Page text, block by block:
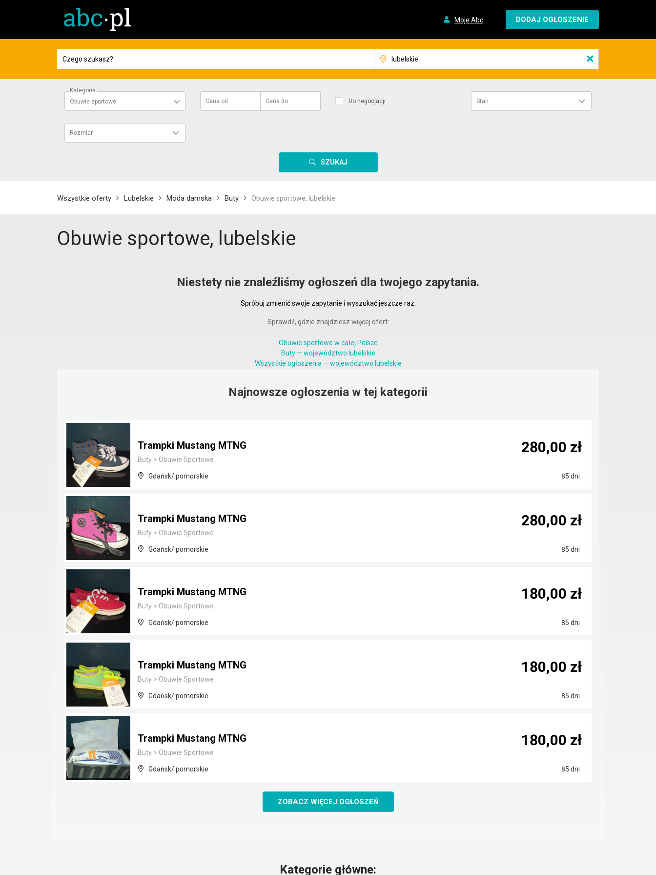
Moje Abc DODAJ OGŁOSZENIE
×
Kategoria
Obuwie sportowe
Cena od Cena do Do negocjacji Stan
Rozmiar
SZUKAJ
Wszystkie oferty Lubelskie Moda damska Buty Obuwie sportowe, lubelskie
Obuwie sportowe, lubelskie
Niestety nie znaleźliśmy ogłoszeń dla twojego zapytania.
Spróbuj zmienić swoje zapytanie i wyszukać jeszcze raz.
Sprawdź, gdzie znajdziesz więcej ofert:
Obuwie sportowe w całej Polsce
Buty — województwo lubelskie
Wszystkie ogłoszenia — województwo lubelskie
Najnowsze ogłoszenia w tej kategorii
Trampki Mustang MTNG
Buty > Obuwie Sportowe
Gdańsk/ pomorskie 85 dni
280,00 zł
Trampki Mustang MTNG
Buty > Obuwie Sportowe
Gdańsk/ pomorskie 85 dni
280,00 zł
Trampki Mustang MTNG
Buty > Obuwie Sportowe
Gdańsk/ pomorskie 85 dni
180,00 zł
Trampki Mustang MTNG
Buty > Obuwie Sportowe
Gdańsk/ pomorskie 85 dni
180,00 zł
Trampki Mustang MTNG
Buty > Obuwie Sportowe
Gdańsk/ pomorskie 85 dni
180,00 zł
ZOBACZ WIĘCEJ OGŁOSZEŃ
Kategorie główne: